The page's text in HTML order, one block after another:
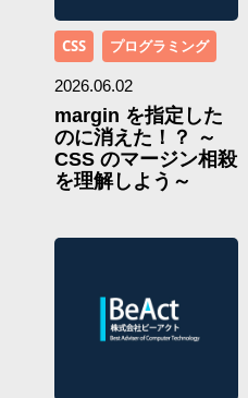
CSS プログラミング
2026.06.02
margin を指定した
のに消えた！？ ～
CSS のマージン相殺
を理解しよう～